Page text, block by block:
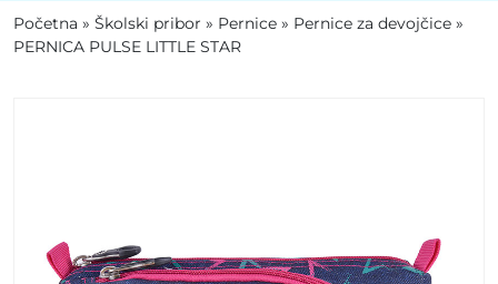
Početna » Školski pribor » Pernice » Pernice za devojčice »
PERNICA PULSE LITTLE STAR